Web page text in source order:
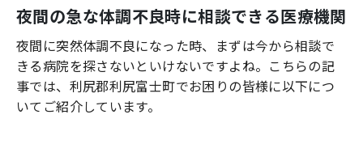
よくあるご質問
夜間の急な体調不良時に相談できる医療機関
夜間に突然体調不良になった時、まずは今から相談で
きる病院を探さないといけないですよね。こちらの記
事では、 利尻郡利尻富士町でお困りの皆様に以下につ
いてご紹介しています。